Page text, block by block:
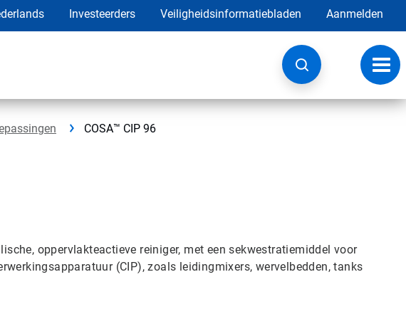
Investeerders Veiligheidsinformatiebladen Aanmelden
COSA™ CIP 96
oppervlakteactieve reiniger, met een sekwestratiemiddel voor
(CIP), zoals leidingmixers, wervelbedden, tanks